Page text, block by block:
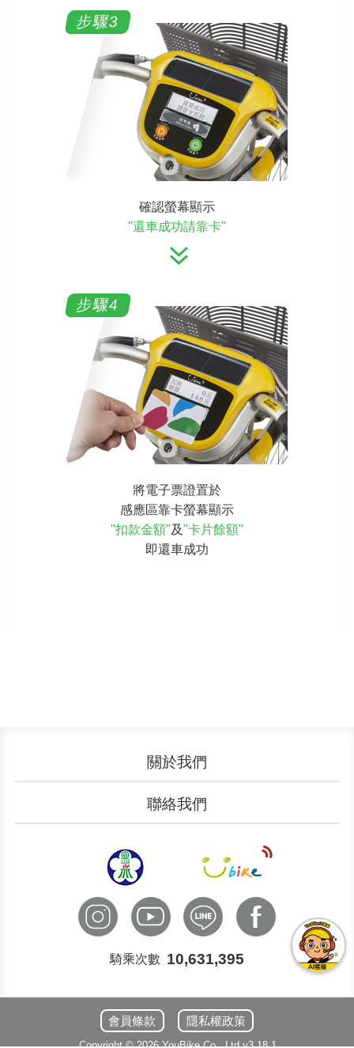
確認螢幕顯示
"還車成功請靠卡"
將電子票證置於
感應區靠卡螢幕顯示
"扣款金額"及"卡片餘額"
即還車成功
關於我們
加入我們
聯絡我們
廣告刊登
申請表單
國際諮詢
騎乘次數 10,631,395
會員條款 隱私權政策
Copyright ©2026YouBikeCo., Ltdv3.18.1